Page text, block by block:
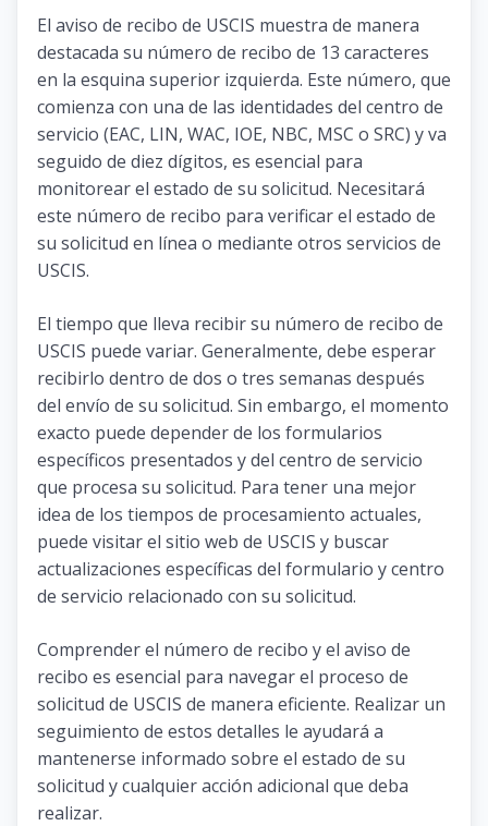
El aviso de recibo de USCIS muestra de manera
destacada su número de recibo de 13 caracteres
en la esquina superior izquierda. Este número, que
comienza con una de las identidades del centro de
servicio (EAC, LIN, WAC, IOE, NBC, MSC o SRC) y va
seguido de diez dígitos, es esencial para
monitorear el estado de su solicitud. Necesitará
este número de recibo para verificar el estado de
su solicitud en línea o mediante otros servicios de
USCIS.
El tiempo que lleva recibir su número de recibo de
USCIS puede variar. Generalmente, debe esperar
recibirlo dentro de dos o tres semanas después
del envío de su solicitud. Sin embargo, el momento
exacto puede depender de los formularios
específicos presentados y del centro de servicio
que procesa su solicitud. Para tener una mejor
idea de los tiempos de procesamiento actuales,
puede visitar el sitio web de USCIS y buscar
actualizaciones específicas del formulario y centro
de servicio relacionado con su solicitud.
Comprender el número de recibo y el aviso de
recibo es esencial para navegar el proceso de
solicitud de USCIS de manera eficiente. Realizar un
seguimiento de estos detalles le ayudará a
mantenerse informado sobre el estado de su
solicitud y cualquier acción adicional que deba
realizar.